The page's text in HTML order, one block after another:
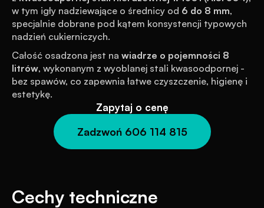
w tym igły nadziewające o średnicy od 6 do 8 mm,
specjalnie dobrane pod kątem konsystencji typowych
nadzień cukierniczych.
Całość osadzona jest na wiadrze o pojemności 8
litrów, wykonanym z wyoblanej stali kwasoodpornej -
bez spawów, co zapewnia łatwe czyszczenie, higienę i
estetykę.
Zapytaj o cenę
Zadzwoń 606 114 815
Cechy techniczne